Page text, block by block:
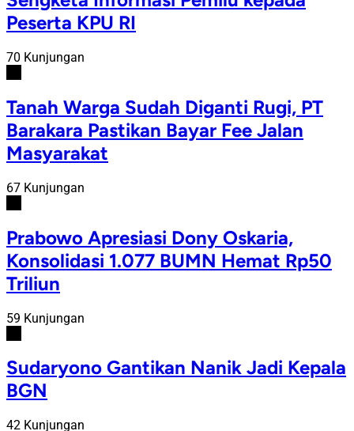
Peserta KPU RI
70 Kunjungan
Tanah Warga Sudah Diganti Rugi, PT
Barakara Pastikan Bayar Fee Jalan
Masyarakat
67 Kunjungan
Prabowo Apresiasi Dony Oskaria,
Konsolidasi 1.077 BUMN Hemat Rp50
Triliun
59 Kunjungan
Sudaryono Gantikan Nanik Jadi Kepala
BGN
42 Kunjungan